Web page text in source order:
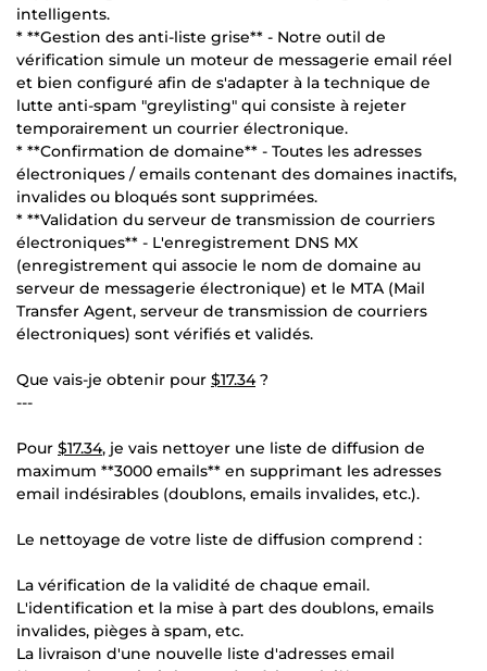
intelligents.
* **Gestion des anti-liste grise** - Notre outil de
vérification simule un moteur de messagerie email réel
et bien configuré afin de s'adapter à la technique de
lutte anti-spam "greylisting" qui consiste à rejeter
temporairement un courrier électronique.
* **Confirmation de domaine** - Toutes les adresses
électroniques / emails contenant des domaines inactifs,
invalides ou bloqués sont supprimées.
* **Validation du serveur de transmission de courriers
électroniques** - L'enregistrement DNS MX
(enregistrement qui associe le nom de domaine au
serveur de messagerie électronique) et le MTA (Mail
Transfer Agent, serveur de transmission de courriers
électroniques) sont vérifiés et validés.
Que vais-je obtenir pour $17.34?
---
Pour $17.34, je vais nettoyer une liste de diffusion de
maximum **3000 emails** en supprimant les adresses
email indésirables (doublons, emails invalides, etc.).
Le nettoyage de votre liste de diffusion comprend :
La vérification de la validité de chaque email.
L'identification et la mise à part des doublons, emails
invalides, pièges à spam, etc.
La livraison d'une nouvelle liste d'adresses email